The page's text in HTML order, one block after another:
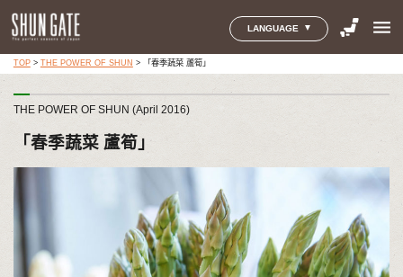
LANGUAGE menu
TOP> THE POWER OF SHUN > 「春季蔬菜 蘆筍」
THE POWER OF SHUN (April 2016)
「春季蔬菜 蘆筍」